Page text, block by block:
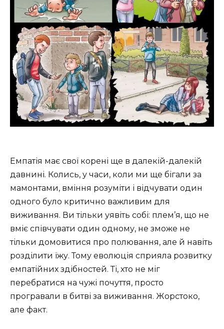
Емпатія має свої корені ще в далекій-далекій
давнині. Колись, у часи, коли ми ще бігали за
мамонтами, вміння розуміти і відчувати один
одного було критично важливим для
виживання. Ви тільки уявіть собі: плем’я, що не
вміє співчувати один одному, не зможе не
тільки домовитися про полювання, але й навіть
розділити їжу. Тому еволюція сприяла розвитку
емпатійних здібностей. Ті, хто не міг
перебратися на чужі почуття, просто
програвали в битві за виживання. Жорстоко,
але факт.